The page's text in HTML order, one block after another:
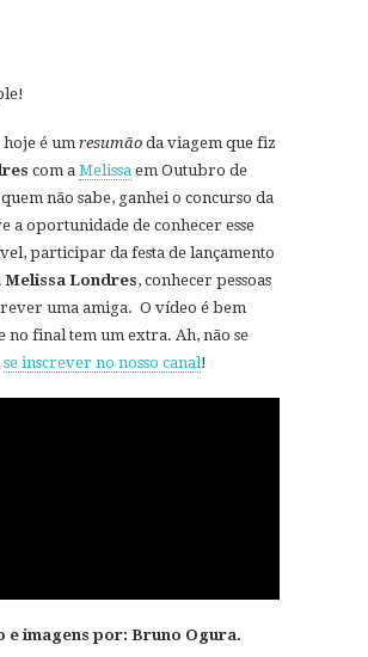
é um resumão da viagem que fiz
com a Melissa em Outubro de
não sabe, ganhei o concurso da
a oportunidade de conhecer esse
participar da festa de lançamento
Melissa Londres, conhecer pessoas
uma amiga. O vídeo é bem
no final tem um extra. Ah, não se
se inscrever no nosso canal!
e imagens por: Bruno Ogura.